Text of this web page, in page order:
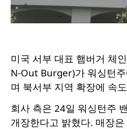
미국 서부 대표 햄버거 체
N-Out Burger)가 워싱턴
며 북서부 지역 확장에 속
회사 측은 24일 워싱턴주
개장한다고 밝혔다. 매장